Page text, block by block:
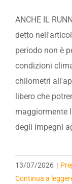
ANCHE IL
detto
periodo non è
condizioni
chilometri
libero che
maggiormente
degli impegni
13/07/2026 |
Continua a